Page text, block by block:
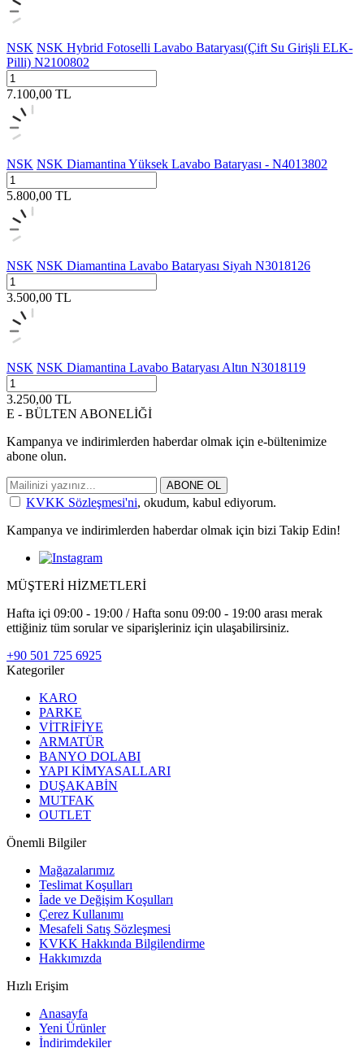
NSK NSK Hybrid Fotoselli Lavabo Bataryası(Çift Su Girişli ELK-
Pilli) N2100802
7.100,00 TL
NSK NSK Diamantina Yüksek Lavabo Bataryası - N4013802
5.800,00 TL
NSK NSK Diamantina Lavabo Bataryası Siyah N3018126
3.500,00 TL
NSK NSK Diamantina Lavabo Bataryası Altın N3018119
3.250,00 TL
E - BÜLTEN ABONELİĞİ
Kampanya ve indirimlerden haberdar olmak için e-bültenimize
abone olun.
ABONE OL
KVKK Sözleşmesi'ni, okudum, kabul ediyorum.
Kampanya ve indirimlerden haberdar olmak için bizi Takip Edin!
MÜŞTERİ HİZMETLERİ
Hafta içi 09:00 - 19:00 / Hafta sonu 09:00 - 19:00 arası merak
ettiğiniz tüm sorular ve siparişleriniz için ulaşabilirsiniz.
+90 501 725 6925
Kategoriler
KARO
PARKE
VİTRİFİYE
ARMATÜR
BANYO DOLABI
YAPI KİMYASALLARI
DUŞAKABİN
MUTFAK
OUTLET
Önemli Bilgiler
Mağazalarımız
Teslimat Koşulları
İade ve Değişim Koşulları
Çerez Kullanımı
Mesafeli Satış Sözleşmesi
KVKK Hakkında Bilgilendirme
Hakkımızda
Hızlı Erişim
Anasayfa
Yeni Ürünler
İndirimdekiler